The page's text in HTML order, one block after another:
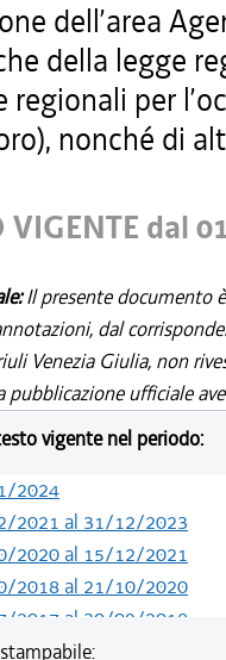
dell’area
della legge
regionali per
nonché di
VIGENTE dal
Il presente documento
dal
Venezia Giulia, non
pubblicazione ufficiale
vigente nel periodo:
2024
2021 al 31/12/2023
2020 al 15/12/2021
2018 al 21/10/2020
2017 al 30/09/2018
2016 al 26/07/2017